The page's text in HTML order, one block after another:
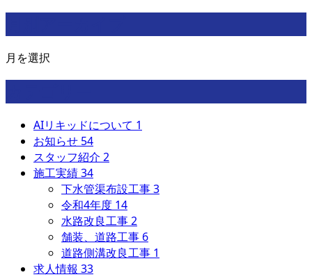
月を選択
AIリキッドについて 1
お知らせ 54
スタッフ紹介 2
施工実績34
下水管渠布設工事3
令和4年度 14
水路改良工事2
舗装、道路工事 6
道路側溝改良工事 1
求人情報 33